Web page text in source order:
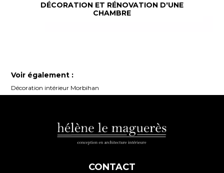
DÉCORATION ET RÉNOVATION D'UNE
CHAMBRE
Voir également :
Décoration intérieur Morbihan
CONTACT